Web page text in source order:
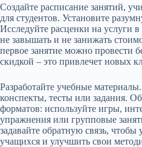
Создайте расписание занятий,
для студентов. Установите
Исследуйте расценки на услуги
не завышать и не занижать
первое занятие можно провести
скидкой – это привлечет новых
Разработайте учебные
конспекты, тесты или задания.
форматов: используйте игры,
упражнения или групповые
задавайте обратную связь, чтобы
учащихся и улучшить свои